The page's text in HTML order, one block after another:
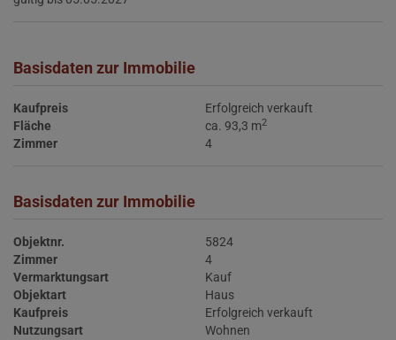
Basisdaten zur Immobilie
Kaufpreis
Erfolgreich verkauft
Fläche
ca. 93,3 m2
Zimmer 4
Basisdaten zur Immobilie
Objektnr.
5824
Zimmer
4
Vermarktungsart
Kauf
Objektart
Haus
Kaufpreis
Erfolgreich verkauft
Nutzungsart
Wohnen